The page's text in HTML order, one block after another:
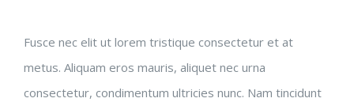
Fusce nec elit ut lorem tristique consectetur et at
metus. Aliquam eros mauris, aliquet nec urna
consectetur, condimentum ultricies nunc. Nam tincidunt